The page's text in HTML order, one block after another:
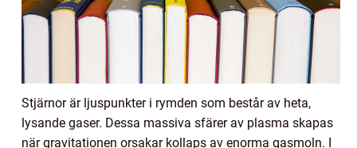
Stjärnor är ljuspunkter i rymden som består av heta,
lysande gaser. Dessa massiva sfärer av plasma skapas
när gravitationen orsakar kollaps av enorma gasmoln. I